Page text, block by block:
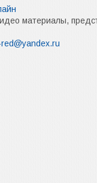
материалы,